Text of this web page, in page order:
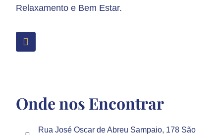
Relaxamento e Bem Estar.
Onde nos Encontrar
Rua José Oscar de Abreu Sampaio, 178 São